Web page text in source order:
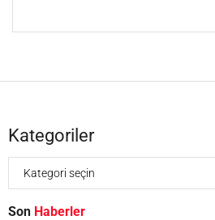
Kategoriler
Son Haberler